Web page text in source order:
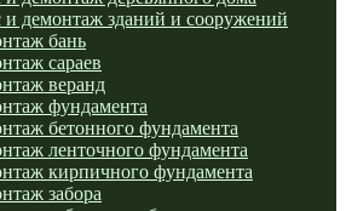
и демонтаж зданий и сооружений
бань
сараев
веранд
фундамента
бетонного фундамента
ленточного фундамента
кирпичного фундамента
забора